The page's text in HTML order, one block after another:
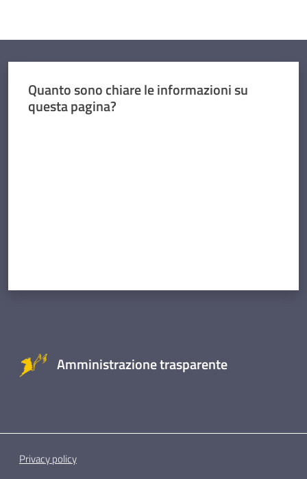
Quanto sono chiare le informazioni su
questa pagina?
Amministrazione trasparente
Privacy policy